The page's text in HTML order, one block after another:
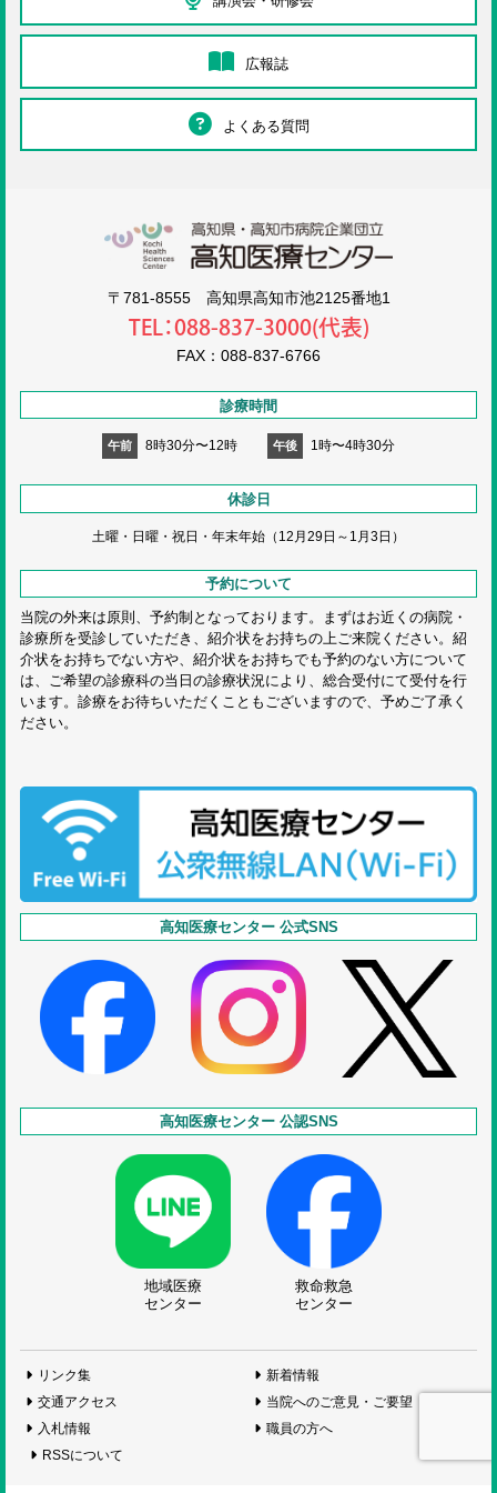
広報誌
よくある質問
〒781-8555 高知県高知市池2125番地1
TEL：088-837-3000(代表)
FAX：088-837-6766
診療時間
午前 8時30分〜12時 午後 1時〜4時30分
休診日
土曜・日曜・祝日・ 年末年始（12月29日～1月3日）
予約について
当院の外来は原則、予約制となっております。まずはお近くの病院・
診療所を受診していただき、紹介状をお持ちの上ご来院ください。紹
介状をお持ちでない方や、紹介状をお持ちでも予約のない方について
は、ご希望の診療科の当日の診療状況により、総合受付にて受付を行
います。診療をお待ちいただくこともございますので、予めご了承く
ださい。
高知医療センター 公式SNS
高知医療センター 公認SNS
地域医療
センター
救命救急
センター
リンク集
新着情報
交通アクセス
当院へのご意見・ご要望
入札情報
職員の方へ
RSSについて